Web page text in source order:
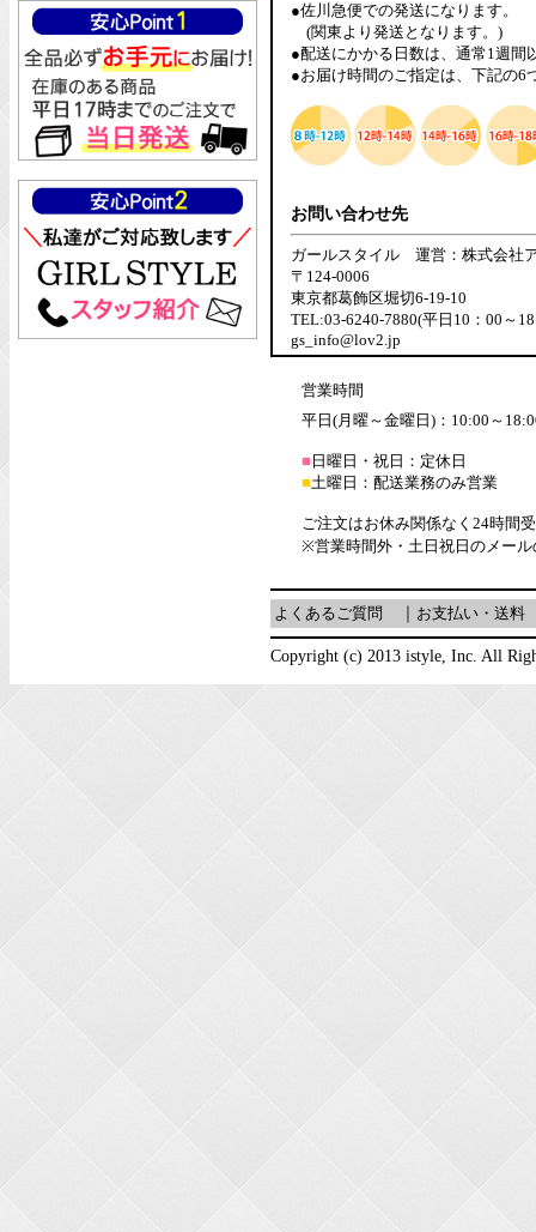
●佐川急便での発送になります。
(関東より発送となります。)
●配送にかかる日数は、通常1週間
●お届け時間のご指定は、下記の6
お問い合わせ先
ガールスタイル 運営：株式会社
〒124-0006
東京都葛飾区堀切6-19-10
TEL:03-6240-7880(平日10：00～
gs_info@lov2.jp
営業時間
平日(月曜～金曜日)：10:00～
■ 日曜日・祝日：定休日
■土曜日：配送業務のみ営業
ご注文はお休み関係なく24時間
※営業時間外・土日祝日のメー
よくあるご質問 お支払い・送料
Copyright (c) 2013 istyle, Inc. All